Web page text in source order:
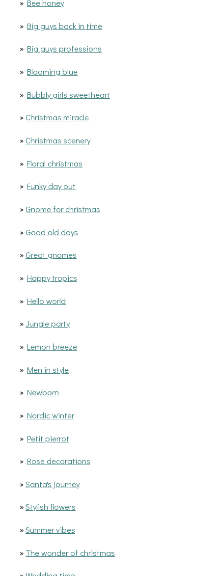
» Bee honey
» Big guys back in time
» Big guys professions
» Blooming blue
» Bubbly girls sweetheart
»Christmas miracle
»Christmas scenery
» Floral christmas
» Funky day out
»Gnome for christmas
»Good old days
»Great gnomes
» Happy tropics
» Hello world
»Jungle party
» Lemon breeze
» Men in style
» Newborn
» Nordic winter
» Petit pierrot
» Rose decorations
»Santa's journey
»Stylish flowers
»Summer vibes
» The wonder of christmas